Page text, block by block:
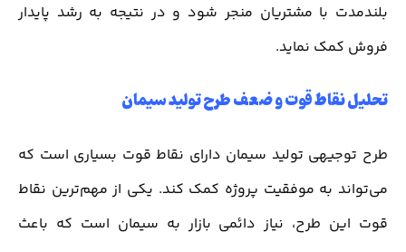
بلندمدت با مشتریان منجر شود و در نتیجه به رشد پایدار
فروش کمک نماید.
تحلیل نقاط قوت و ضعف طرح تولید سیمان
طرح توجیهی تولید سیمان دارای نقاط قوت بسیاری است که
می‌تواند به موفقیت پروژه کمک کند. یکی از مهم‌ترین نقاط
قوت این طرح، نیاز دائمی بازار به سیمان است که باعث